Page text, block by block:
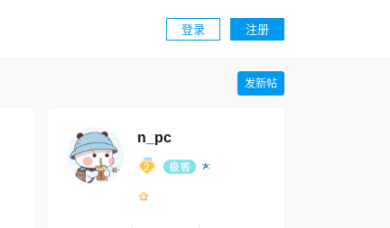
登录 注册
发新帖
n_pc